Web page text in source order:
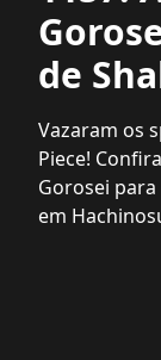
de
Vazaram os
Piece!
Gorosei para
em